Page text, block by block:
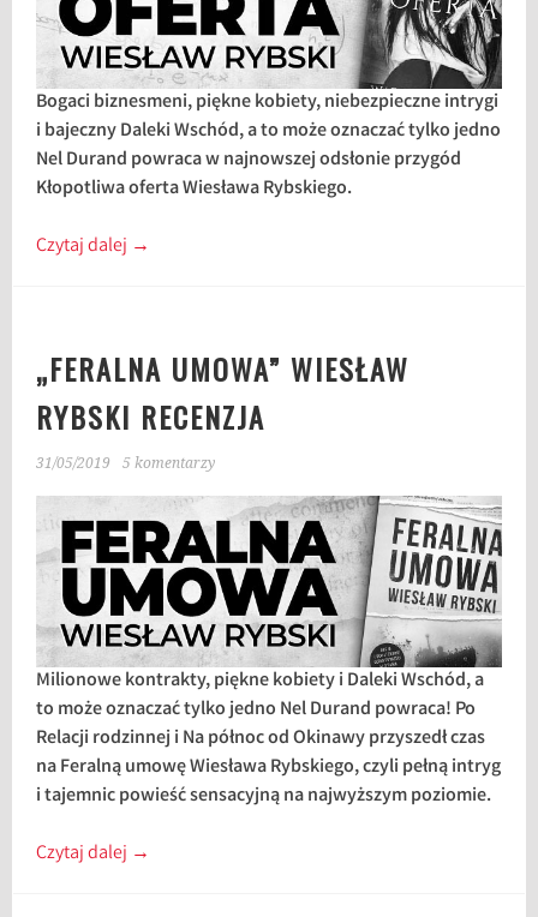
Bogaci biznesmeni, piękne kobiety, niebezpieczne intrygi
i bajeczny Daleki Wschód, a to może oznaczać tylko jedno
Nel Durand powraca w najnowszej odsłonie przygód
Kłopotliwa oferta Wiesława Rybskiego.
Czytaj dalej →
„FERALNA UMOWA” WIESŁAW
RYBSKI RECENZJA
31/05/2019 5 komentarzy
Milionowe kontrakty, piękne kobiety i Daleki Wschód, a
to może oznaczać tylko jedno Nel Durand powraca! Po
Relacji rodzinnej i Na północ od Okinawy przyszedł czas
na Feralną umowę Wiesława Rybskiego, czyli pełną intryg
i tajemnic powieść sensacyjną na najwyższym poziomie.
Czytaj dalej →